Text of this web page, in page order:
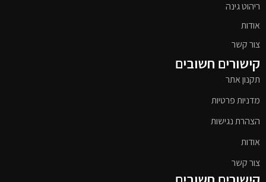
ריהוט גינה
אודות
צור קשר
קישורים חשובים
תקנון אתר
מדניות פרטיות
הצהרת נגישות
אודות
צור קשר